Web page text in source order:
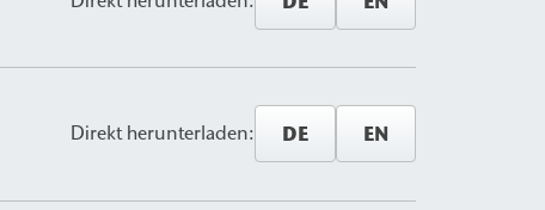
Direkt herunterladen: DE EN